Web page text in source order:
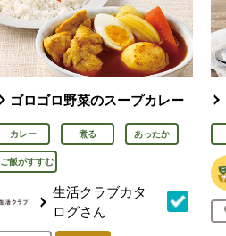
ゴロゴロ野菜のスープカレー
カレー 煮る あったか
ご飯がすすむ
生活クラブカタ
ログさん